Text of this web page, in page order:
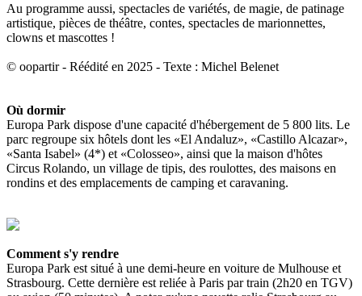
Au programme aussi, spectacles de variétés, de magie, de patinage
artistique, pièces de théâtre, contes, spectacles de marionnettes,
clowns et mascottes !
© oopartir - Réédité en 2025 - Texte : Michel Belenet
Où dormir
Europa Park dispose d'une capacité d'hébergement de 5 800 lits. Le
parc regroupe six hôtels dont les «El Andaluz», «Castillo Alcazar»,
«Santa Isabel» (4*) et «Colosseo», ainsi que la maison d'hôtes
Circus Rolando, un village de tipis, des roulottes, des maisons en
rondins et des emplacements de camping et caravaning.
Comment s'y rendre
Europa Park est situé à une demi-heure en voiture de Mulhouse et
Strasbourg. Cette dernière est reliée à Paris par train (2h20 en TGV)